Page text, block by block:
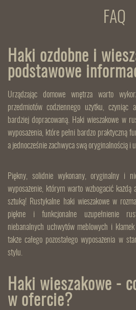
FAQ
Haki ozdobne i
podstawowe
Urządzając domowe wnętrza warto
przedmiotów codziennego użytku, czyniąc
bardziej dopracowaną. Haki wieszakowe w
wyposażenia, które pełni bardzo praktyczną
a jednocześnie zachwyca swą oryginalnością i
Piękny, solidnie wykonany, oryginalny i
wyposażenie, którym warto wzbogacić
sztuką! Rustykalne haki wieszakowe w
piękne i funkcjonalne uzupełnienie
niebanalnych uchwytów meblowych i
także całego pozostałego wyposażenia w
stylu.
Haki wieszakowe -
w ofercie?